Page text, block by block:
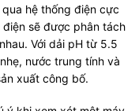
hệ thống điện cực
sẽ được phân tách
Với dải pH từ 5.5
nước trung tính và
xuất công bố.